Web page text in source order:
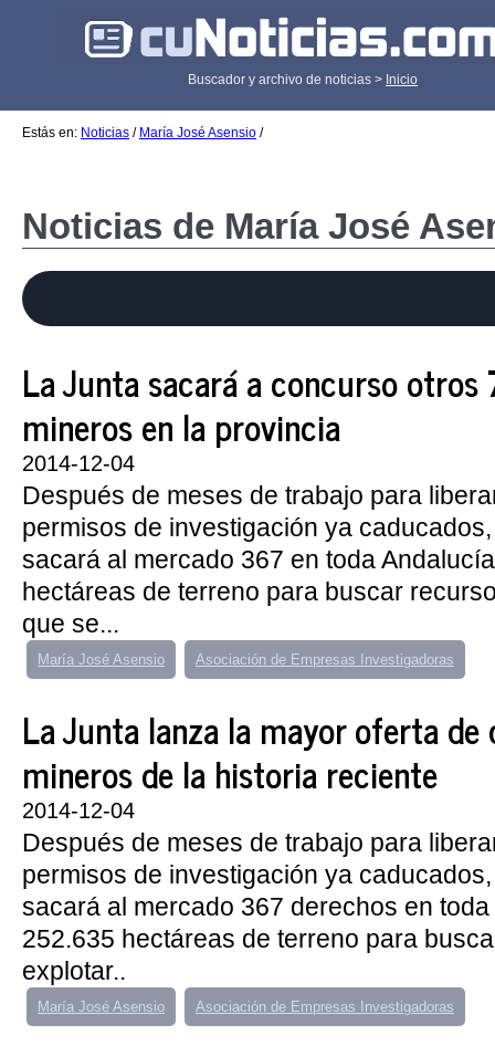
Buscador y archivo de noticias > Inicio
Estás en: Noticias / María José Asensio /
Noticias de María José
La Junta sacará a concurso otros
mineros en la provincia
2014-12-04
Después de meses de trabajo para
permisos de investigación ya
sacará al mercado 367 en toda
hectáreas de terreno para buscar
que se...
María José Asensio Asociación de Empresas Investigadoras
La Junta lanza la mayor oferta de
mineros de la historia reciente
2014-12-04
Después de meses de trabajo para
permisos de investigación ya
sacará al mercado 367 derechos en
252.635 hectáreas de terreno para
explotar..
María José Asensio Asociación de Empresas Investigadoras